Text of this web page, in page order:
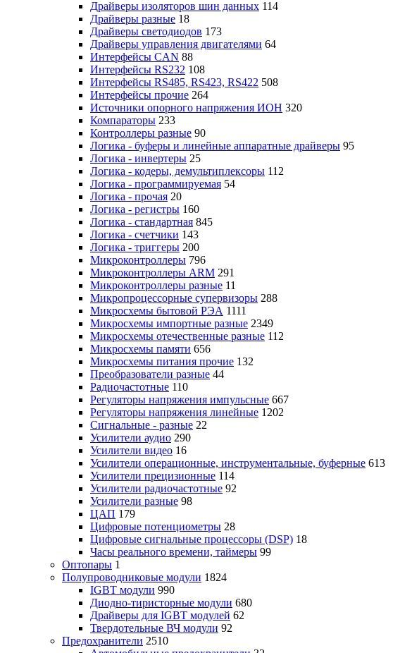
Драйверы изоляторов шин данных 114
Драйверы разные 18
Драйверы светодиодов 173
Драйверы управления двигателями 64
Интерфейсы CAN 88
Интерфейсы RS232 108
Интерфейсы RS485, RS423, RS422 508
Интерфейсы прочие 264
Источники опорного напряжения ИОН 320
Компараторы 233
Контроллеры разные 90
Логика - буферы и линейные аппаратные драйверы 95
Логика - инвертеры 25
Логика - кодеры, демультиплексоры 112
Логика - программируемая 54
Логика - прочая 20
Логика - регистры 160
Логика - стандартная 845
Логика - счетчики 143
Логика - триггеры 200
Микроконтроллеры 796
Микроконтроллеры ARM 291
Микроконтроллеры разные 11
Микропроцессорные супервизоры 288
Микросхемы бытовой РЭА 1111
Микросхемы импортные разные 2349
Микросхемы отечественные разные 112
Микросхемы памяти 656
Микросхемы питания прочие 132
Преобразователи разные 44
Радиочастотные 110
Регуляторы напряжения импульсные 667
Регуляторы напряжения линейные 1202
Сигнальные - разные 22
Усилители аудио 290
Усилители видео 16
Усилители операционные, инструментальные, буферные 613
Усилители прецизионные 114
Усилители радиочастотные 92
Усилители разные 98
ЦАП 179
Цифровые потенциометры 28
Цифровые сигнальные процессоры (DSP) 18
Часы реального времени, таймеры 99
Оптопары 1
Полупроводниковые модули 1824
IGBT модули 990
Диодно-тиристорные модули 680
Драйверы для IGBT модулей 62
Твердотельные ВЧ модули 92
Предохранители 2510